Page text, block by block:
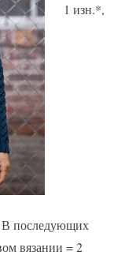
1 изн.*,
В последующих
вязании = 2